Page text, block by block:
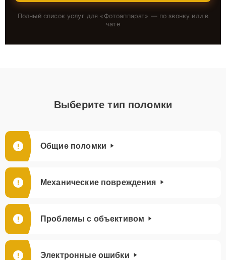
Полный список услуг для « Фотоаппарат» — по звонку или в
чате
Выберите тип поломки
Общие поломки
Механические повреждения
Проблемы с объективом
Электронные ошибки